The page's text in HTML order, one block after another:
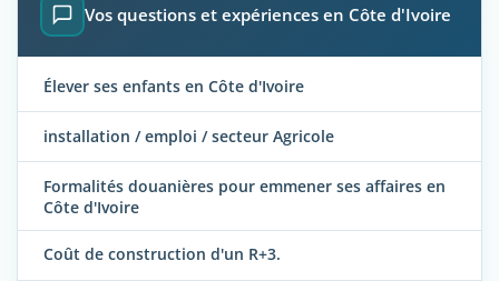
Vos questions et expériences en Côte d'Ivoire
Élever ses enfants en Côte d'Ivoire
installation / emploi / secteur Agricole
Formalités douanières pour emmener ses affaires en
Côte d'Ivoire
Coût de construction d'un R+3.